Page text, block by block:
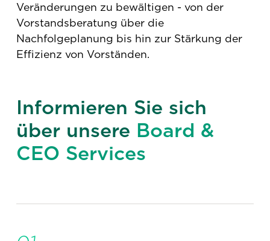
Veränderungen zu bewältigen - von der
Vorstandsberatung über die
Nachfolgeplanung bis hin zur Stärkung der
Effizienz von Vorständen.
Informieren Sie sich
über unsere Board &
CEO Services